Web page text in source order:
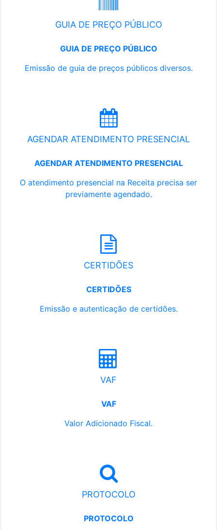
GUIA DE PREÇO PÚBLICO
GUIA DE PREÇO PÚBLICO
Emissão de guia de preços públicos diversos.
AGENDAR ATENDIMENTO PRESENCIAL
AGENDAR ATENDIMENTO PRESENCIAL
O atendimento presencial na Receita precisa ser
previamente agendado.
CERTIDÕES
CERTIDÕES
Emissão e autenticação de certidões.
VAF
VAF
Valor Adicionado Fiscal.
PROTOCOLO
PROTOCOLO